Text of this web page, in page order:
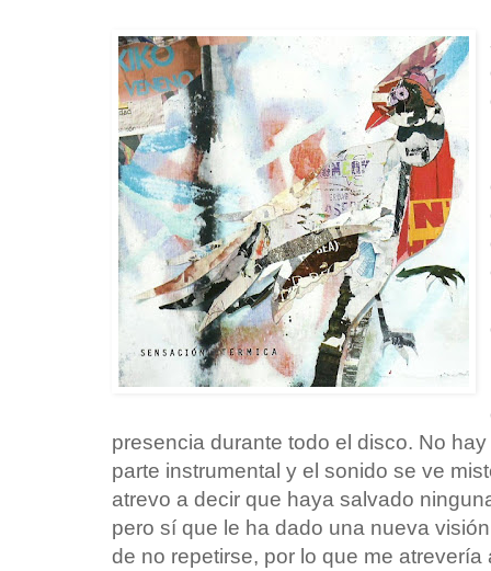
presencia durante todo el disco. No
parte instrumental y el sonido se ve
atrevo a decir que haya salvado
pero sí que le ha dado una nueva
de no repetirse, por lo que me